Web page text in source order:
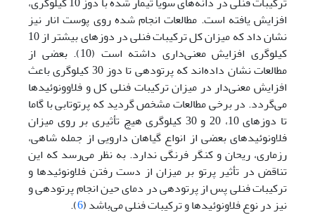
افزایش یافته است. مطالعات انجام شده روی پوست انار نیز
نشان داد که میزان کل ترکیبات فنلی در دوزهای بیشتر از 10
کیلوگری افزایش معنی‌داری داشته است (10). بعضی از
مطالعات نشان داده‌اند که پرتودهی تا دوز 30 کیلوگری باعث
افزایش معنی‌دار در میزان ترکیبات فنلی کل و فلاوونوئیدها
می‌گردد. در برخی مطالعات مشخص گردید که پرتوتابی با گاما
تا دوزهای 10، 20 و 30 کیلوگری هیچ تأثیری بر روی میزان
فلاونوئیدهای بعضی از انواع گیاهان دارویی از جمله شاهی،
رزماری، ریحان و کنگر فرنگی ندارد. به نظر می‌رسد که این
تناقض در تأثیر پرتو بر میزان از دست رفتن فلاونوئیدها و
ترکیبات فنلی پس از پرتودهی در دمای حین انجام پرتودهی و
نیز در نوع فلاونوئیدها و ترکیبات فنلی می‌باشد (6
).